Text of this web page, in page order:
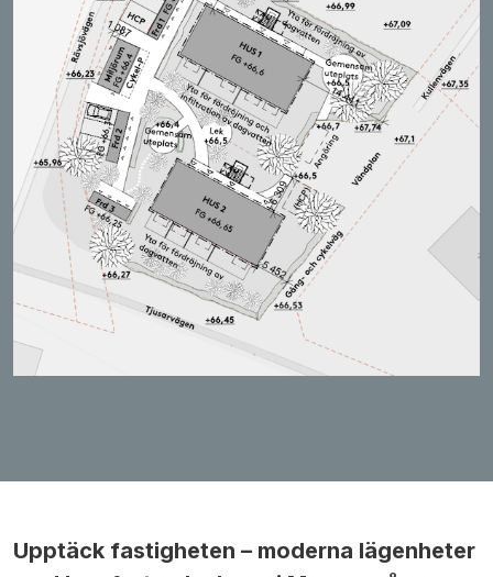
Upptäck fastigheten – moderna lägenheter